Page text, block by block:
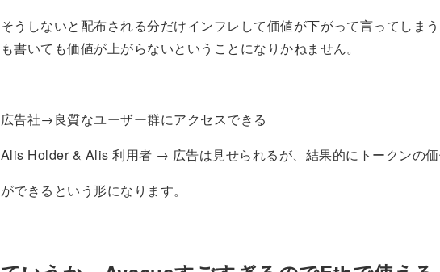
そうしないと配布される分だけインフレして価値が下がって言ってしま
も書いても価値が上がらないということになりかねません。
広告社→良質なユーザー群にアクセスできる
Alis Holder & Alis 利用者 → 広告は見せられるが、結果的にトークンの
ができるという形になります。